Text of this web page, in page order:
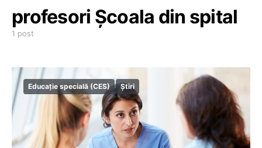
profesori Școala din spital
1 post
Educație specială (CES) Știri